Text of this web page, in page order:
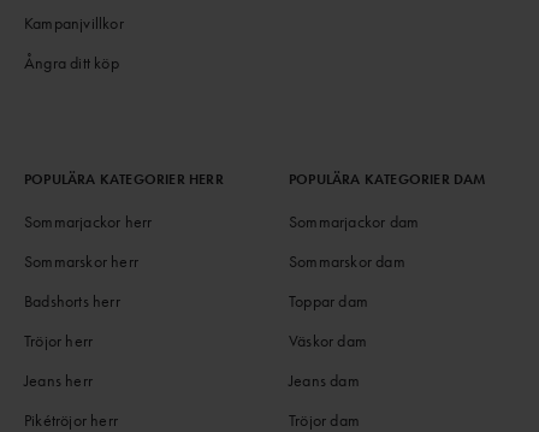
Kampanjvillkor
Ångra ditt köp
POPULÄRA KATEGORIER HERR
Sommarjackor herr
Sommarskor herr
Badshorts herr
Tröjor herr
Jeans herr
Pikétröjor herr
POPULÄRA KATEGORIER DAM
Sommarjackor dam
Sommarskor dam
Toppar dam
Väskor dam
Jeans dam
Tröjor dam